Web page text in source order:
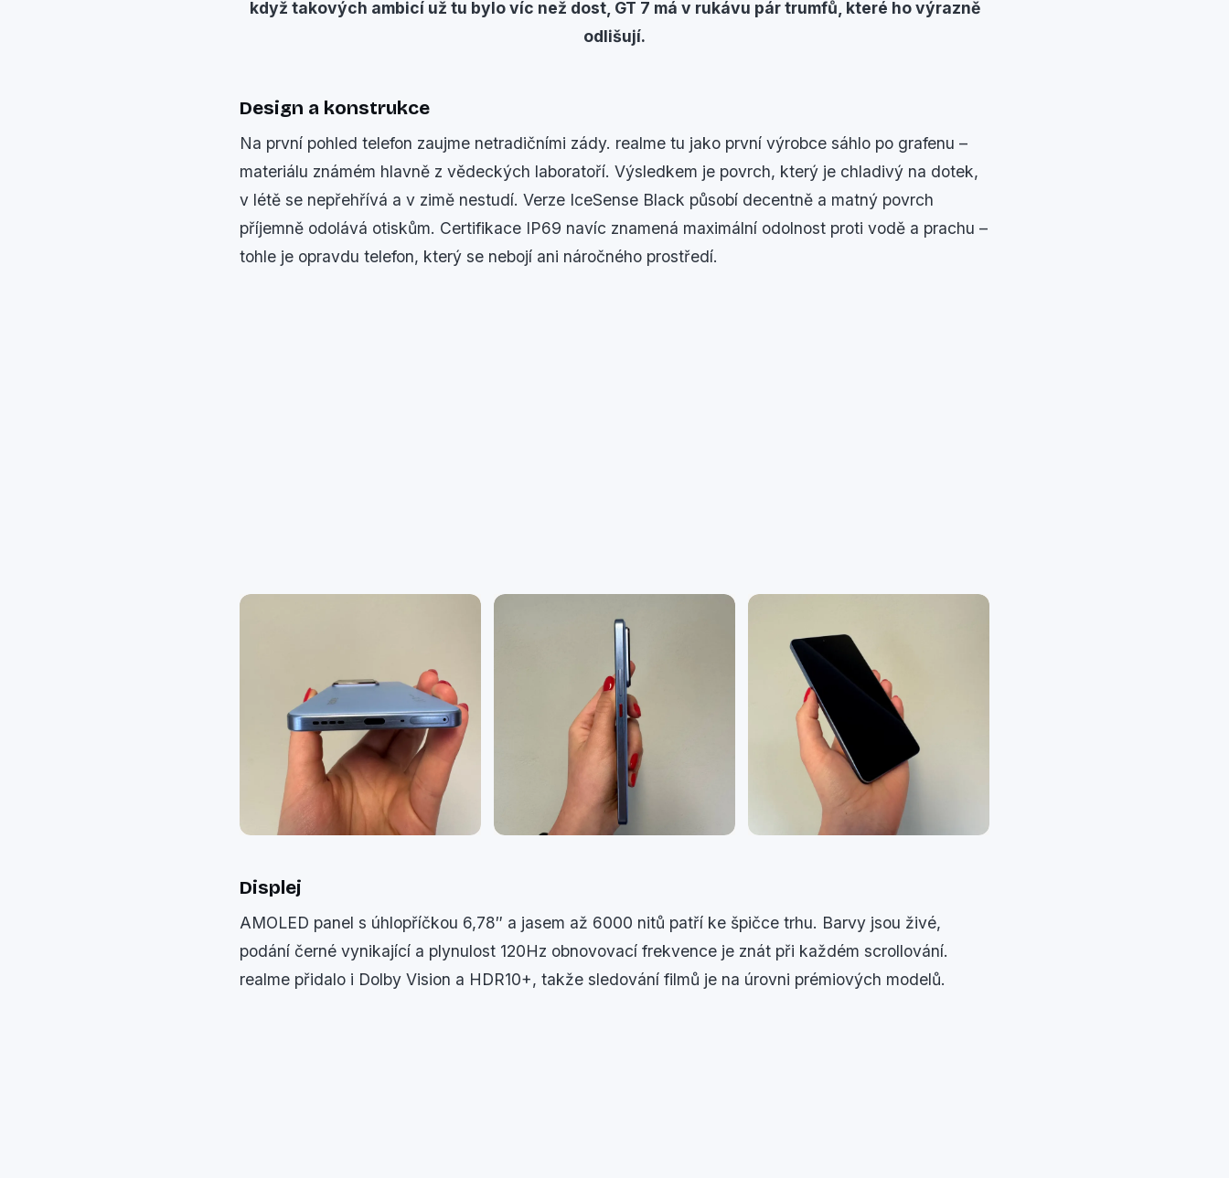
když takových ambicí už tu bylo víc než dost, GT 7 má v rukávu pár trumfů, které ho výrazně
odlišují.
Design a konstrukce
Na první pohled telefon zaujme netradičními zády. realme tu jako první výrobce sáhlo po grafenu –
materiálu známém hlavně z vědeckých laboratoří. Výsledkem je povrch, který je chladivý na dotek,
v létě se nepřehřívá a v zimě nestudí. Verze IceSense Black působí decentně a matný povrch
příjemně odolává otiskům. Certifikace IP69 navíc znamená maximální odolnost proti vodě a prachu –
tohle je opravdu telefon, který se nebojí ani náročného prostředí.
Displej
AMOLED panel s úhlopříčkou 6,78″ a jasem až 6000 nitů patří ke špičce trhu. Barvy jsou živé,
podání černé vynikající a plynulost 120Hz obnovovací frekvence je znát při každém scrollování.
realme přidalo i Dolby Vision a HDR10+, takže sledování filmů je na úrovni prémiových modelů.